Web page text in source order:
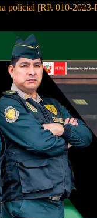
policial [RP. 010-